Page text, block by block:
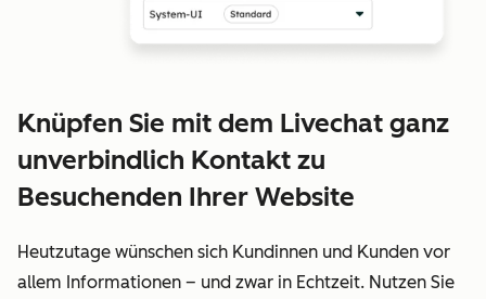
Knüpfen Sie mit dem Livechat ganz
unverbindlich Kontakt zu
Besuchenden Ihrer Website
Heutzutage wünschen sich Kundinnen und Kunden vor
allem Informationen – und zwar in Echtzeit. Nutzen Sie